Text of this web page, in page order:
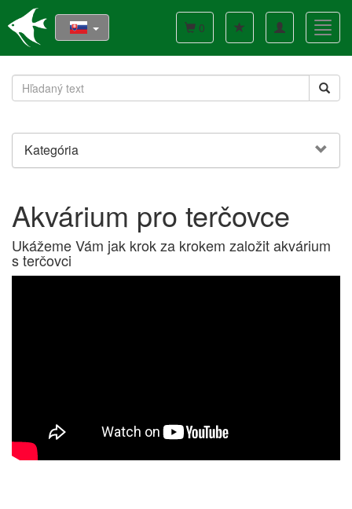
Toggle
navigation
0
Kategória
Akvárium pro terčovce
Ukážeme Vám jak krok za krokem založit akvárium
s terčovci